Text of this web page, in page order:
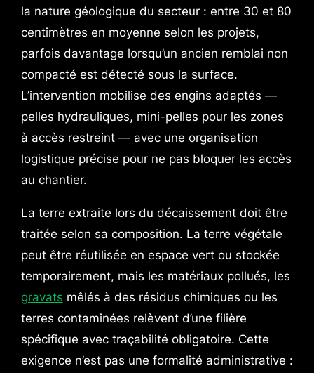
la nature géologique du secteur : entre 30 et 80
centimètres en moyenne selon les projets,
parfois davantage lorsqu’un ancien remblai non
compacté est détecté sous la surface.
L’intervention mobilise des engins adaptés —
pelles hydrauliques, mini-pelles pour les zones
à accès restreint — avec une organisation
logistique précise pour ne pas bloquer les accès
au chantier.
La terre extraite lors du décaissement doit être
traitée selon sa composition. La terre végétale
peut être réutilisée en espace vert ou stockée
temporairement, mais les matériaux pollués, les
gravats mêlés à des résidus chimiques ou les
terres contaminées relèvent d’une filière
spécifique avec traçabilité obligatoire. Cette
exigence n’est pas une formalité administrative :